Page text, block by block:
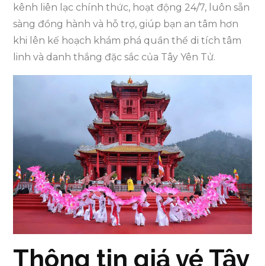
kênh liên lạc chính thức, hoạt động 24/7, luôn sẵn
sàng đồng hành và hỗ trợ, giúp bạn an tâm hơn
khi lên kế hoạch khám phá quần thể di tích tâm
linh và danh thắng đặc sắc của Tây Yên Tử.
Thông tin giá vé Tây